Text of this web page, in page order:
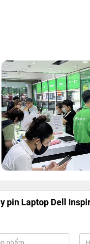
pin Laptop Dell